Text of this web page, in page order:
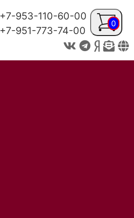
+7-953-110-60-00
+7-951-773-74-00
0